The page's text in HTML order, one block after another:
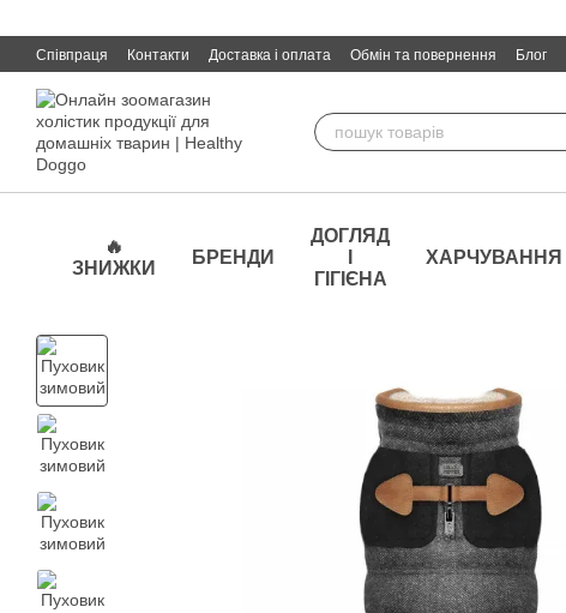
Співпраця Контакти Доставка і оплата Обмін та повернення Блог
🔥
ЗНИЖКИ
БРЕНДИ
ДОГЛЯД
ГІГІЄНА
ХАРЧУВАННЯ